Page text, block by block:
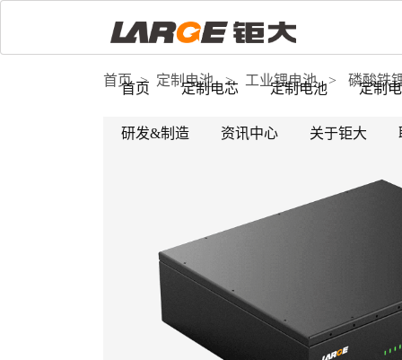
首页 定制电芯 定制电池 定制
研发&制造 资讯中心 关于钜大
首页 > 定制电池 > 工业锂电池 > 磷酸铁